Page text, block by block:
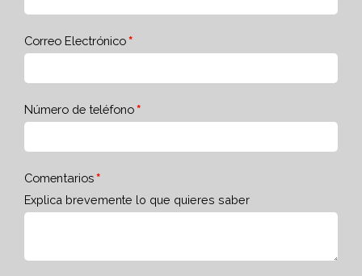
Correo Electrónico
Número de teléfono
Comentarios
Explica brevemente lo que quieres saber